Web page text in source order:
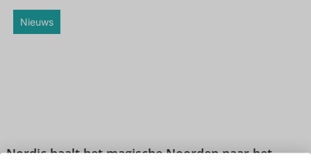
Nieuws
Nordic haalt het magische Noorden naar het